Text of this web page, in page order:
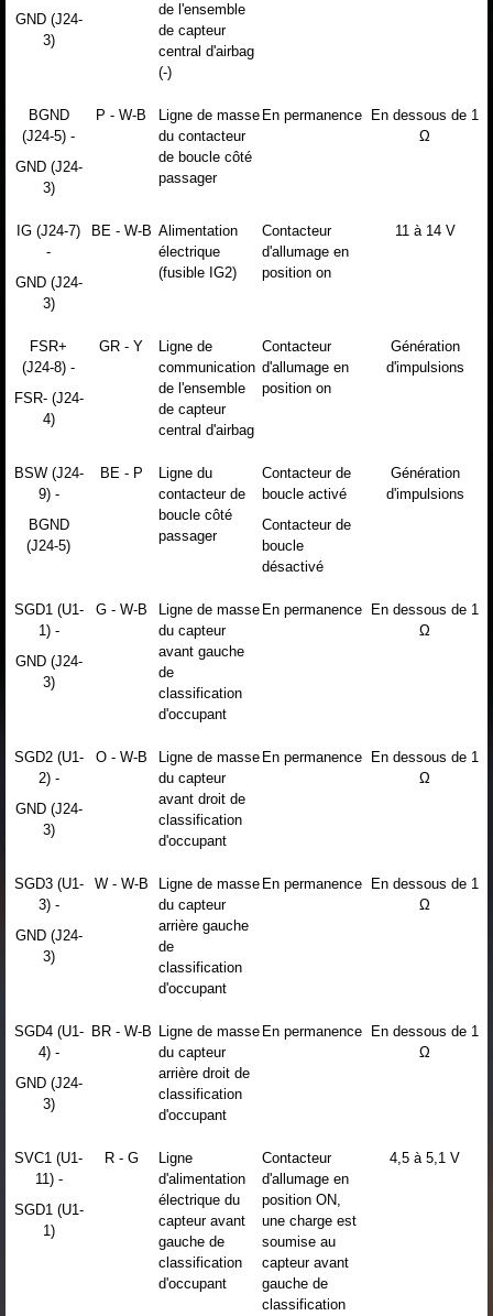
GND (J24-
3)
de l'ensemble
de capteur
central d'airbag
(-)
BGND
(J24-5) -
GND (J24-
3)
P - W-B
Ligne de masse
du contacteur
de boucle côté
passager
En permanence
En dessous de 1
Ω
IG (J24-7)
-
GND (J24-
3)
BE - W-B Alimentation
électrique
(fusible IG2)
Contacteur
d'allumage en
position on
11 à 14 V
FSR+
(J24-8) -
FSR- (J24-
4)
GR - Y
Ligne de
communication
de l'ensemble
de capteur
central d'airbag
Contacteur
d'allumage en
position on
Génération
d'impulsions
BSW (J24-
9) -
BGND
(J24-5)
BE - P
Ligne du
contacteur de
boucle côté
passager
Contacteur de
boucle activé
Contacteur de
boucle
désactivé
Génération
d'impulsions
SGD1 (U1-
1) -
GND (J24-
3)
G - W-B
Ligne de masse
du capteur
avant gauche
de
classification
d'occupant
En permanence
En dessous de 1
Ω
SGD2 (U1-
2) -
GND (J24-
3)
O - W-B
Ligne de masse
du capteur
avant droit de
classification
d'occupant
En permanence
En dessous de 1
Ω
SGD3 (U1-
3) -
GND (J24-
3)
W - W-B
Ligne de masse
du capteur
arrière gauche
de
classification
d'occupant
En permanence
En dessous de 1
Ω
SGD4 (U1-
4) -
GND (J24-
3)
BR - W-B Ligne de masse
du capteur
arrière droit de
classification
d'occupant
En permanence
En dessous de 1
Ω
SVC1 (U1-
11) -
SGD1 (U1-
1)
R - G
Ligne
d'alimentation
électrique du
capteur avant
gauche de
classification
d'occupant
Contacteur
d'allumage en
position ON,
une charge est
soumise au
capteur avant
gauche de
classification
4,5 à 5,1 V